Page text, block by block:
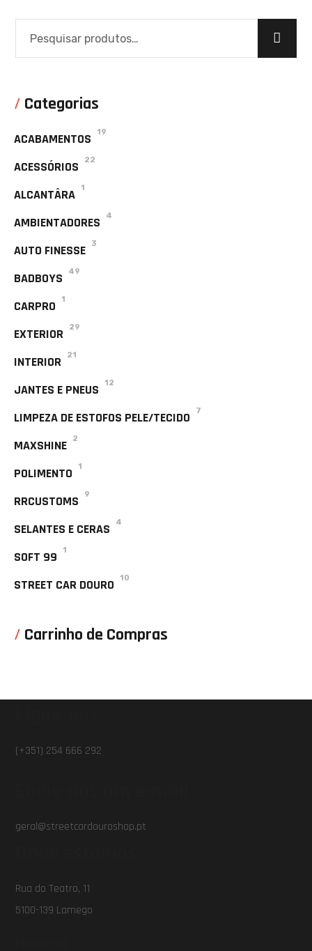
Categorias
ACABAMENTOS 19
ACESSÓRIOS 22
ALCANTÂRA 1
AMBIENTADORES 4
AUTO FINESSE 3
BADBOYS 49
CARPRO 1
EXTERIOR 29
INTERIOR 21
JANTES E PNEUS 12
LIMPEZA DE ESTOFOS PELE/TECIDO 7
MAXSHINE 2
POLIMENTO 1
RRCUSTOMS 9
SELANTES E CERAS 4
SOFT 99 1
STREET CAR DOURO 10
Carrinho de Compras
(+351) 254 666 292
geral@streetcardouroshop.pt
Rua do Teatro, 11
5100-139 Lamego